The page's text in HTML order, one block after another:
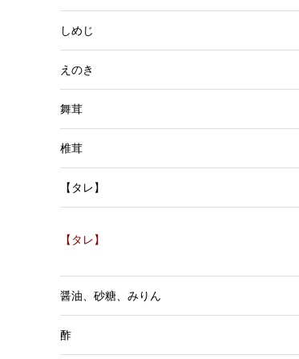
しめじ
えのき
舞茸
椎茸
【タレ】
【タレ】
醤油、砂糖、みりん
酢